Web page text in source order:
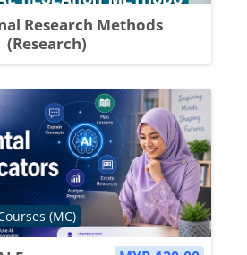
Research Methods
(Research)
(MC)